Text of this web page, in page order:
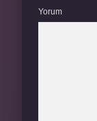
Yorum